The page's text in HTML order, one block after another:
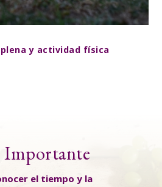
y actividad física
Importante
el tiempo y la